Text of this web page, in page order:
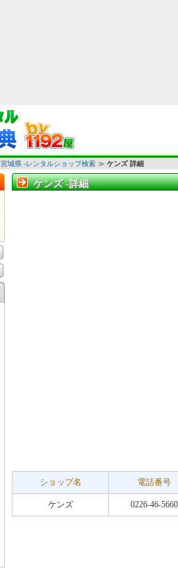
宮城県 -レンタルショップ検索 ≫ ケンズ 詳細
ケンズ -詳細
ケンズ -詳細
ショップ名 電話番号
ケンズ 0226-46-5660